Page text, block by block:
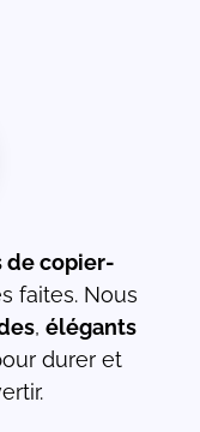
de copier-
faites. Nous
, élégants
durer et